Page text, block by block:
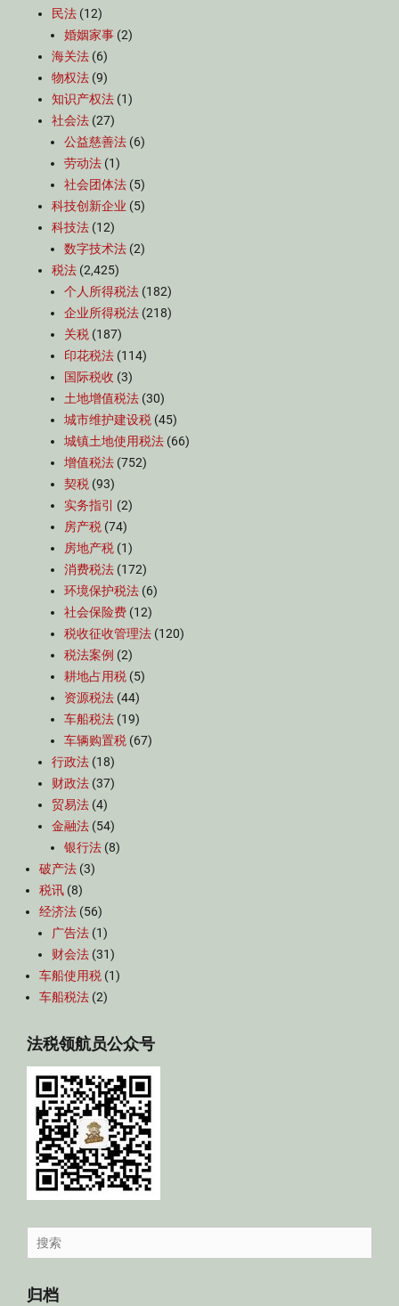
民法 (12)
婚姻家事 (2)
海关法 (6)
物权法 (9)
知识产权法 (1)
社会法 (27)
公益慈善法 (6)
劳动法 (1)
社会团体法 (5)
科技创新企业 (5)
科技法 (12)
数字技术法 (2)
税法 (2,425)
个人所得税法 (182)
企业所得税法 (218)
关税 (187)
印花税法 (114)
国际税收 (3)
土地增值税法 (30)
城市维护建设税 (45)
城镇土地使用税法 (66)
增值税法 (752)
契税 (93)
实务指引
(2)
房产税 (74)
房地产税 (1)
消费税法 (172)
环境保护税法 (6)
社会保险费 (12)
税收征收管理法 (120)
税法案例 (2)
耕地占用税 (5)
资源税法 (44)
车船税法 (19)
车辆购置税 (67)
行政法 (18)
财政法 (37)
贸易法 (4)
金融法 (54)
银行法 (8)
破产法 (3)
税讯 (8)
经济法 (56)
广告法 (1)
财会法 (31)
车船使用税 (1)
车船税法 (2)
法税领航员公众号
Search
for:
归档